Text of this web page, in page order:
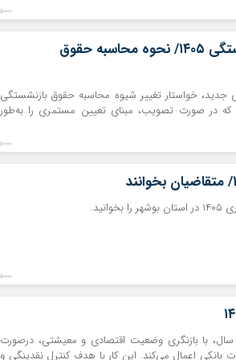
خبر مهم برای متقاضیان بازنشستگی ۱۴۰۵/ نحوه محاسبه حقوق
جدید، خواستار تغییر شیوه محاسبه حقوق بازنشستگی
که در صورت تصویب، مبنای تعیین مستمری را به‌طور
سال، با بازنگری وضعیت اقتصادی و معیشتی، درصورت
بانکی اعمال می‌کند. این کار با هدف کنترل نقدینگی و